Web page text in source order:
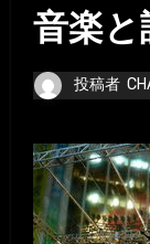
音楽と
投稿者